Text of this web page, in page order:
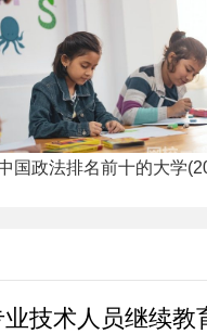
京本科播音主持专业院
国政法排名前十的大学